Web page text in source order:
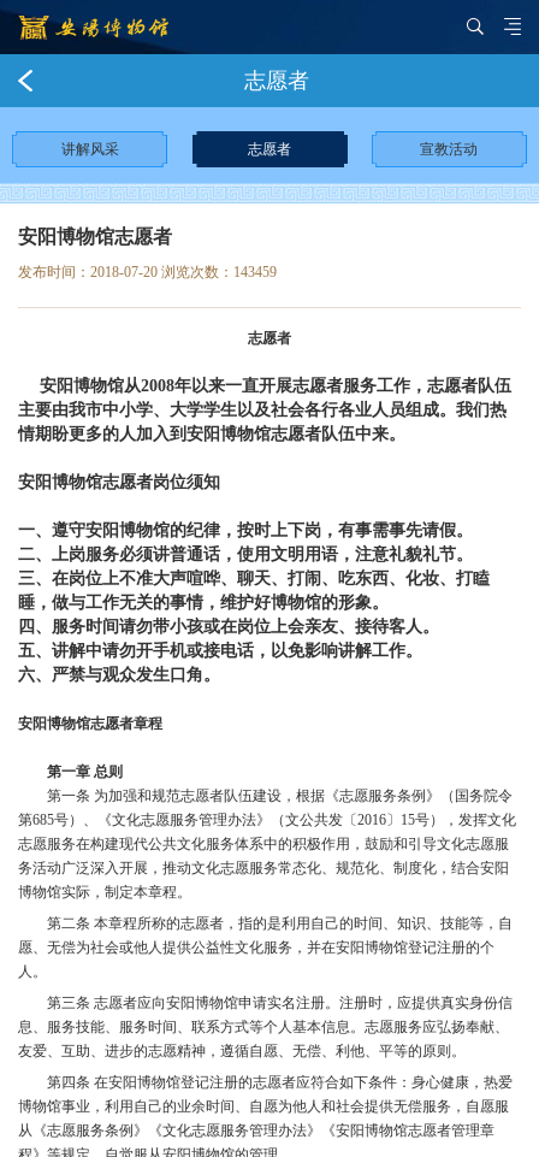
志愿者
讲解风采 志愿者 宣教活动
安阳博物馆志愿者
发布时间：2018-07-20 浏览次数： 143459
志愿者
安阳博物馆从2008年以来一直开展志愿者服务工作，志愿者队伍
主要由我市中小学、大学学生以及社会各行各业人员组成。我们热
情期盼更多的人加入到安阳博物馆志愿者队伍中来。
安阳博物馆志愿者岗位须知
一、遵守安阳博物馆的纪律，按时上下岗，有事需事先请假。
二、上岗服务必须讲普通话，使用文明用语，注意礼貌礼节。
三、在岗位上不准大声喧哗、聊天、打闹、吃东西、化妆、打瞌
睡，做与工作无关的事情，维护好博物馆的形象。
四、服务时间请勿带小孩或在岗位上会亲友、接待客人。
五、讲解中请勿开手机或接电话，以免影响讲解工作。
六、严禁与观众发生口角。
安阳博物馆志愿者章程
第一章 总则
第一条 为加强和规范志愿者队伍建设，根据《志愿服务条例》（国务院令
第685号）、《文化志愿服务管理办法》（文公共发〔2016〕15号），发挥文化
志愿服务在构建现代公共文化服务体系中的积极作用，鼓励和引导文化志愿服
务活动广泛深入开展，推动文化志愿服务常态化、规范化、制度化，结合安阳
博物馆实际，制定本章程。
第二条 本章程所称的志愿者，指的是利用自己的时间、知识、技能等，自
愿、无偿为社会或他人提供公益性文化服务，并在安阳博物馆登记注册的个
人。
第三条 志愿者应向安阳博物馆申请实名注册。注册时，应提供真实身份信
息、服务技能、服务时间、联系方式等个人基本信息。志愿服务应弘扬奉献、
友爱、互助、进步的志愿精神，遵循自愿、无偿、利他、平等的原则。
第四条 在安阳博物馆登记注册的志愿者应符合如下条件：身心健康，热爱
博物馆事业，利用自己的业余时间、自愿为他人和社会提供无偿服务，自愿服
从《志愿服务条例》《文化志愿服务管理办法》《安阳博物馆志愿者管理章